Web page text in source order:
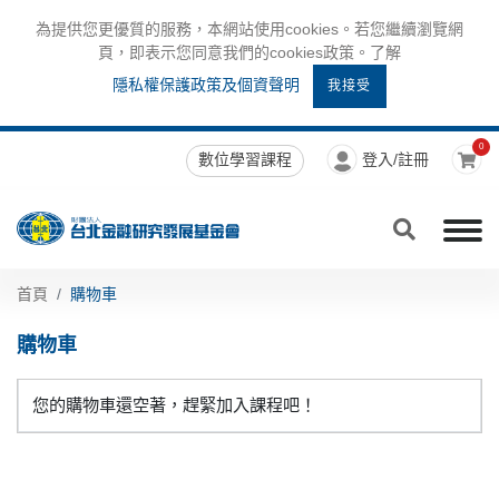
為提供您更優質的服務，本網站使用cookies。若您繼續瀏覽網
頁，即表示您同意我們的cookies政策。了解
隱私權保護政策及個資聲明
我接受
數位學習課程 登入/註冊
0
首頁 購物車
購物車
您的購物車還空著，趕緊加入課程吧！